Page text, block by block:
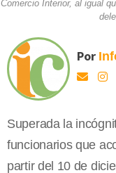
Comercio Interior, al igual
Por
Superada la
funcionarios que
partir del 10 de